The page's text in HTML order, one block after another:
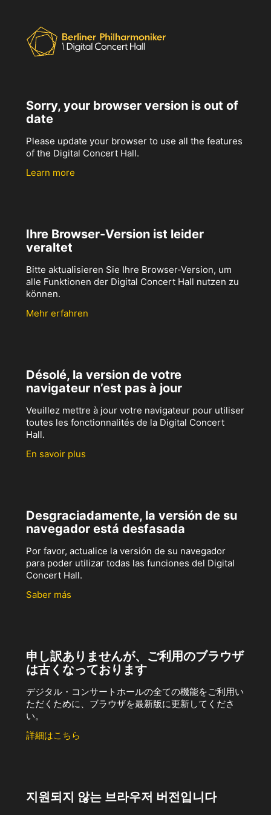
Sorry, your browser version is out of
date
Please update your browser to use all the features
of the Digital Concert Hall.
Learn more
Ihre Browser-Version ist leider
veraltet
Bitte aktualisieren Sie Ihre Browser-Version, um
alle Funktionen der Digital Concert Hall nutzen zu
können.
Mehr erfahren
Désolé, la version de votre
navigateur n’est pas à jour
Veuillez mettre à jour votre navigateur pour utiliser
toutes les fonctionnalités de la Digital Concert
Hall.
En savoir plus
Desgraciadamente, la versión de su
navegador está desfasada
Por favor, actualice la versión de su navegador
para poder utilizar todas las funciones del Digital
Concert Hall.
Saber más
申し訳ありませんが、ご利用のブラウザ
は古くなっております
デジタル・コンサートホールの全ての機能をご利用い
ただくために、ブラウザを最新版に更新してくださ
い。
詳細はこちら
지원되지 않는 브라우저 버전입니다